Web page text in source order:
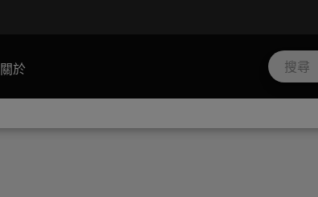
關於